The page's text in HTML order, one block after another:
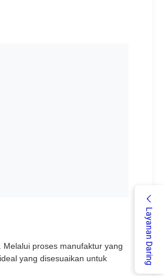
Layanan Daring
proses manufaktur yang
yang disesuaikan untuk